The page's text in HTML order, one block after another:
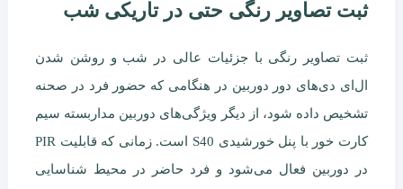
ثبت تصاویر رنگی حتی در تاریکی شب
ثبت تصاویر رنگی با جزئیات عالی در شب و روشن شدن
ال‌ای دی‌های دور دوربین در هنگامی که حضور فرد در صحنه
تشخیص داده شود، از دیگر ویژگی‌های دوربین مداربسته سیم
کارت خور با پنل خورشیدی S40 است. زمانی که قابلیت PIR
در دوربین فعال می‌شود و فرد حاضر در محیط شناسایی